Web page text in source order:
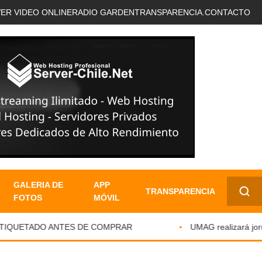
VIDEO ONLINERADIO GARDENTRANSPARENCIA. CONTACTO
GALERIA DE
FOTOS
APP
MÓVIL
TRANSPARENCIA
✕
ANTES DE COMPRAR UMAG realizará